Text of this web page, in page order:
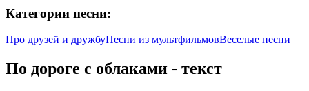
Категории песни:
Про друзей и дружбуПесни из мультфильмовВеселые песни
По дороге с облаками - текст